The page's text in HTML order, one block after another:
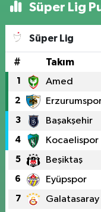
Süper Lig
Süper Lig
# Takım
1 Amed
2
3 Başakşehir
4 Kocaelispor
5 Beşiktaş
6 Eyüpspor
7 Galatasaray